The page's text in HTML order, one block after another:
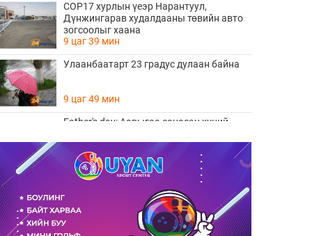
COP17 хурлын үеэр Нарантуул,
Дүнжингарав худалдааны төвийн авто
зогсоолыг хаана
9 цаг 39 мин
Улаанбаатарт 23 градус дулаан байна
9 цаг 49 мин
Father's day: Аавыгаа санасан хүний
Өчигдөр 11 цаг 15 мин
Өнөөдөр тоглолтоо хийх гэж байгаа THE
HU хамтлагийн алдартай 10 дуу
Өчигдөр 10 цаг 20 мин